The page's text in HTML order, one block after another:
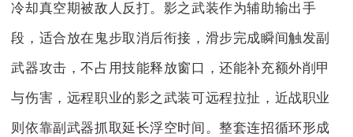
冷却真空期被敌人反打。影之武装作为辅助输出手
段，适合放在鬼步取消后衔接，滑步完成瞬间触发副
武器攻击，不占用技能释放窗口，还能补充额外削甲
与伤害，远程职业的影之武装可远程拉扯，近战职业
则依靠副武器抓取延长浮空时间。整套连招循环形成